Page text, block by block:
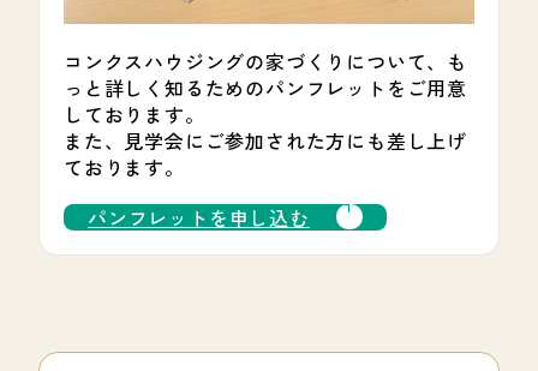
コンクスハウジングの家づくりについて、も
っと詳しく知るためのパンフレットをご用意
しております。
また、見学会にご参加された方にも差し上げ
ております。
パンフレットを申し込む